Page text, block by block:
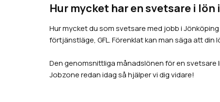
Hur mycket har en svetsare i lön
Hur mycket du som svetsare med jobb i
förtjänstläge, GFL. Förenklat kan man säga att
Den genomsnittliga månadslönen för en svetsare
Jobzone redan idag så hjälper vi dig vidare!